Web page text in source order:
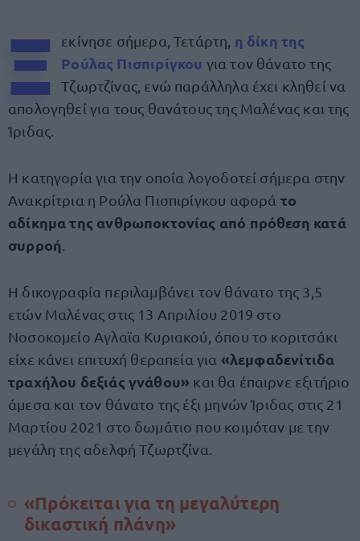
Ξ εκίνησε σήμερα, Τετάρτη, η δίκη της
Ρούλας Πισπιρίγκου για τον θάνατο της
Τζωρτζίνας, ενώ παράλληλα έχει κληθεί να
απολογηθεί για τους θανάτους της Μαλένας και της
Ίριδας.
Η κατηγορία για την οποία λογοδοτεί σήμερα στην
Ανακρίτρια η Ρούλα Πισπιρίγκου αφορά το
αδίκημα της ανθρωποκτονίας από πρόθεση κατά
συρροή
Η δικογραφία περιλαμβάνει τον θάνατο της 3,5
ετών Μαλένας στις 13 Απριλίου 2019 στο
Νοσοκομείο Αγλαϊα Κυριακού, όπου το κοριτσάκι
είχε κάνει επιτυχή θεραπεία για «λεμφαδενίτιδα
τραχήλου δεξιάς γνάθου» και θα έπαιρνε εξιτήριο
άμεσα και τον θάνατο της έξι μηνών Ίριδας στις 21
Μαρτίου 2021 στο δωμάτιο που κοιμόταν με την
μεγάλη της αδελφή Τζωρτζίνα.
«Πρόκειται για τη μεγαλύτερη
δικαστική πλάνη»